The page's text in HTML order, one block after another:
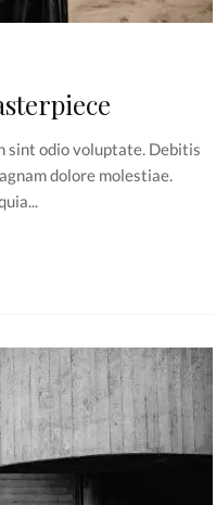
sint odio voluptate. Debitis
dolore molestiae.